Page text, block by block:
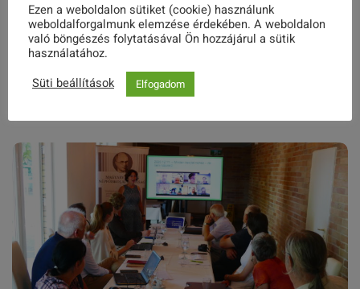
5. műhelymunka képei
2021. MÁRCIUS 01.
Ezen a weboldalon sütiket (cookie) használunk
weboldalforgalmunk elemzése érdekében. A weboldalon
való böngészés folytatásával Ön hozzájárul a sütik
használatához.
Süti beállítások
Elfogadom